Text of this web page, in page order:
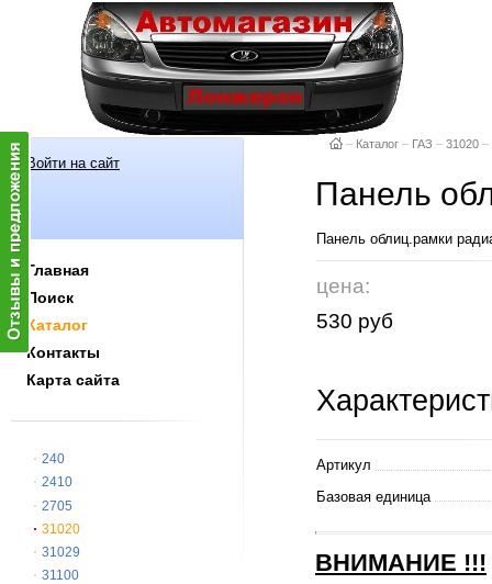
Войти на сайт
Главная
Поиск
Каталог
Контакты
Карта сайта
240
2410
2705
31020
31029
31100
– Каталог – ГАЗ – 31020 –
Панель
Панель облиц.рамки
цена:
530 руб
Артикул
Базовая единица
ВНИМАНИЕ !!!